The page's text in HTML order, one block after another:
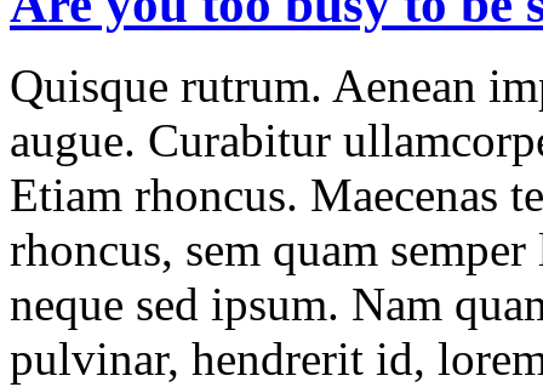
Quisque rutrum. Aenean
augue. Curabitur
Etiam rhoncus. Maecenas
rhoncus, sem quam
neque sed ipsum. Nam
pulvinar, hendrerit id,